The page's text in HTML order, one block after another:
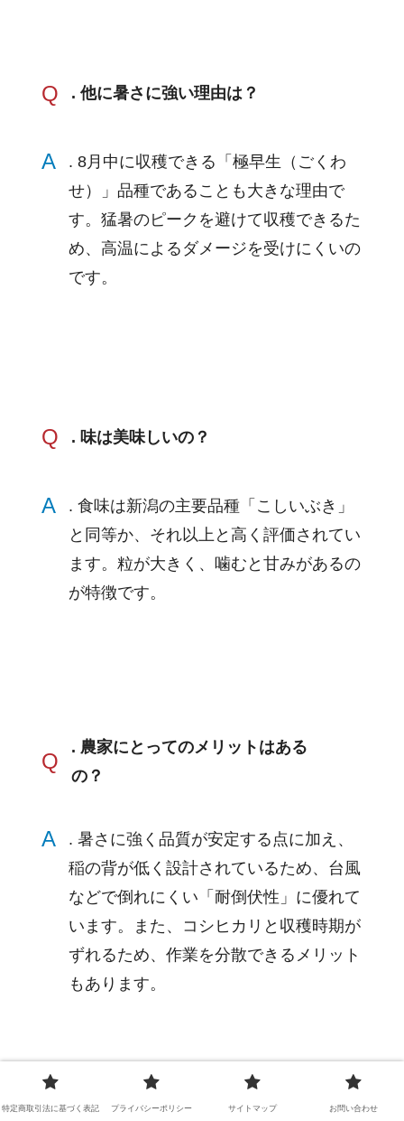
Q . 他に暑さに強い理由は？
A
. 8月中に収穫できる「極早生（ごくわ
せ）」品種であることも大きな理由で
す。猛暑のピークを避けて収穫できるた
め、高温によるダメージを受けにくいの
です。
Q . 味は美味しいの？
A
. 食味は新潟の主要品種「こしいぶき」
と同等か、それ以上と高く評価されてい
ます。粒が大きく、噛むと甘みがあるの
が特徴です。
Q
. 農家にとってのメリットはある
の？
A
. 暑さに強く品質が安定する点に加え、
稲の背が低く設計されているため、台風
などで倒れにくい「耐倒伏性」に優れて
います。また、コシヒカリと収穫時期が
ずれるため、作業を分散できるメリット
もあります。
特定商取引法に基づく表記 プライバシーポリシー サイトマップ お問い合わせ